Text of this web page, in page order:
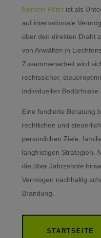
Norbert Péterist als
auf internationale
über den direkten Draht
von Anwälten in
Zusammenarbeit wird
rechtssicher,
individuellen Bedürfnisse
Eine fundierte Beratung
rechtlichen und
persönlichen Ziele,
langfristigen Strategien.
die über Jahrzehnte
Vermögen nachhaltig
Brandung.
STARTSEITE